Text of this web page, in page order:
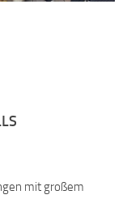
mit großem